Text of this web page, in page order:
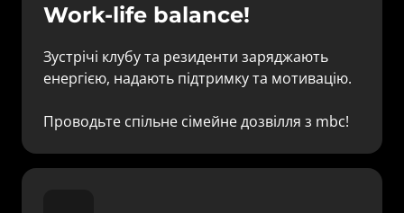
Work-life balance!
Зустрічі клубу та резиденти заряджають
енергією, надають підтримку та мотивацію.
Проводьте спільне сімейне дозвілля з mbc!